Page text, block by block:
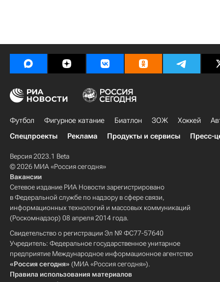
Футбол Фигурное катание Биатлон ЗОЖ Хоккей
Спецпроекты
Реклама Продукты и сервисы Пресс-
Версия 2023.1 Beta
© 2026 МИА «Россия сегодня»
Вакансии
Сетевое издание РИА Новости зарегистрировано
в Федеральной службе по надзору в сфере связи,
информационных технологий и массовых коммуникаций
(Роскомнадзор) 08 апреля 2014 года.
Свидетельство о регистрации Эл № ФС77-57640
Учредитель: Федеральное государственное унитарное
предприятие Международное информационное агентство
«Россия сегодня» (МИА «Россия сегодня»).
Правила использования материалов